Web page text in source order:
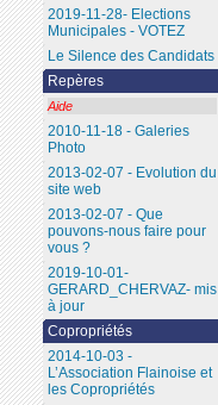
2019-11-28- Elections
Municipales - VOTEZ
Le Silence des Candidats
Repères
Aide
2010-11-18 - Galeries
Photo
2013-02-07 - Evolution du
site web
2013-02-07 - Que
pouvons-nous faire pour
vous ?
2019-10-01-
GERARD_CHERVAZ- mis
à jour
Copropriétés
2014-10-03 -
L’Association Flainoise et
les Copropriétés